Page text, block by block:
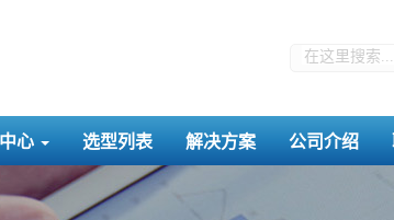
心 选型列表 解决方案 公司介绍